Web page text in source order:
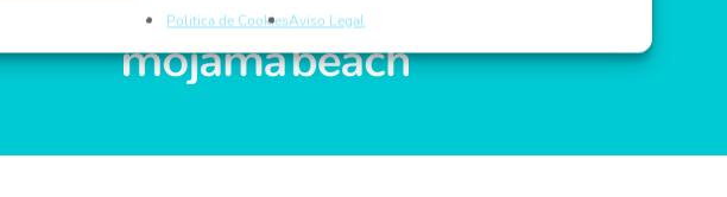
Politica de CookiesAviso Legal